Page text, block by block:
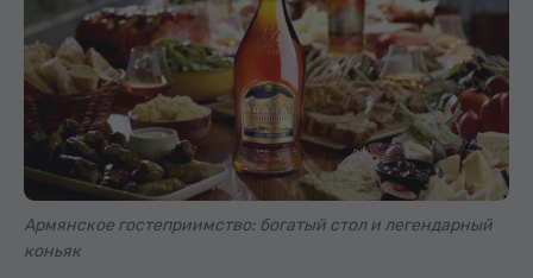
Армянское гостеприимство: богатый стол и легендарный
коньяк